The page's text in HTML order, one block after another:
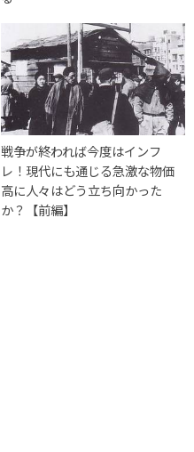
戦争が終われば今度はインフ
レ！現代にも通じる急激な物価
高に人々はどう立ち向かった
か？【前編】